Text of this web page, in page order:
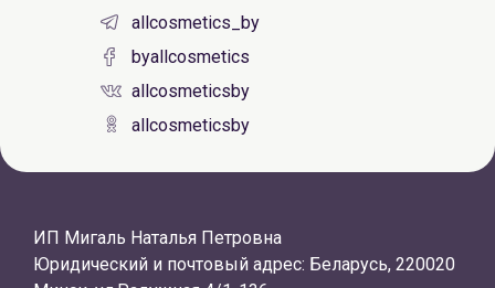
allcosmetics_by
byallcosmetics
allcosmeticsby
allcosmeticsby
ИП Мигаль Наталья Петровна
Юридический и почтовый адрес: Беларусь, 220020